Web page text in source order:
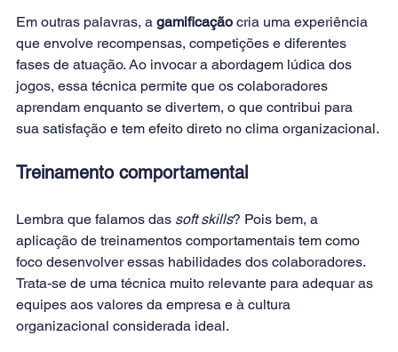
Em outras palavras, a gamificação cria uma experiência
que envolve recompensas, competições e diferentes
fases de atuação. Ao invocar a abordagem lúdica dos
jogos, essa técnica permite que os colaboradores
aprendam enquanto se divertem, o que contribui para
sua satisfação e tem efeito direto no clima organizacional.
Treinamento comportamental
Lembra que falamos das soft skills? Pois bem, a
aplicação de treinamentos comportamentais tem como
foco desenvolver essas habilidades dos colaboradores.
Trata-se de uma técnica muito relevante para adequar as
equipes aos valores da empresa e à cultura
organizacional considerada ideal.